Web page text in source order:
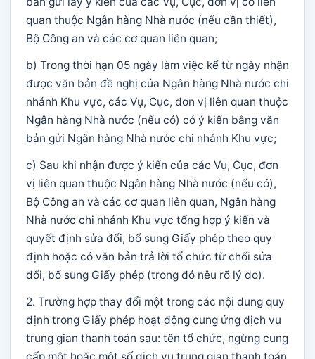
quan thuộc Ngân hàng Nhà nước (nếu cần thiết),
Bộ Công an và các cơ quan liên quan;
b) Trong thời hạn 05 ngày làm việc kể từ ngày nhận
được văn bản đề nghị của Ngân hàng Nhà nước chi
nhánh Khu vực, các Vụ, Cục, đơn vị liên quan thuộc
Ngân hàng Nhà nước (nếu có) có ý kiến bằng văn
bản gửi Ngân hàng Nhà nước chi nhánh Khu vực;
c) Sau khi nhận được ý kiến của các Vụ, Cục, đơn
vị liên quan thuộc Ngân hàng Nhà nước (nếu có),
Bộ Công an và các cơ quan liên quan, Ngân hàng
Nhà nước chi nhánh Khu vực tổng hợp ý kiến và
quyết định sửa đổi, bổ sung Giấy phép theo quy
định hoặc có văn bản trả lời tổ chức từ chối sửa
đổi, bổ sung Giấy phép (trong đó nêu rõ lý do).
2. Trường hợp thay đổi một trong các nội dung quy
định trong Giấy phép hoạt động cung ứng dịch vụ
trung gian thanh toán sau: tên tổ chức, ngừng cung